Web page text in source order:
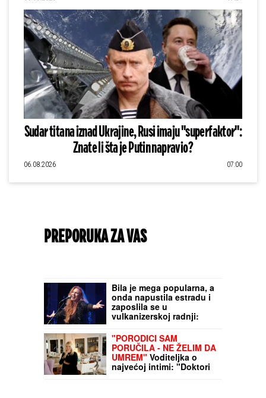
Sudar titana iznad Ukrajine, Rusi imaju "superfaktor":
Znate li šta je Putin napravio?
06.08.2026 07:00
PREPORUKA ZA VAS